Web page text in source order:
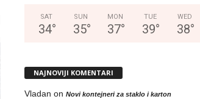
SAT
34°
SUN
35°
MON
37°
TUE
39°
WED
38°
NAJNOVIJI KOMENTARI
Vladan on Novi kontejneri za staklo i karton